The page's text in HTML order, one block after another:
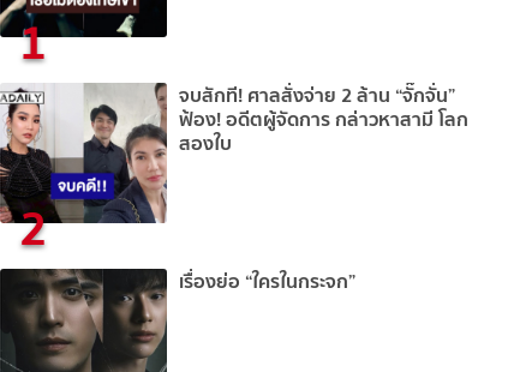
1
2
จบสักที! ศาลสั่งจ่าย 2 ล้าน “จั๊กจั่น”
ฟ้อง! อดีตผู้จัดการ กล่าวหาสามี โลก
สองใบ
เรื่องย่อ “ใครในกระจก”